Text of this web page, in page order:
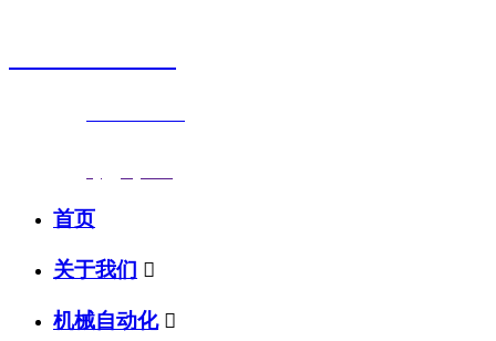
首页
关于我们 
机械自动化 